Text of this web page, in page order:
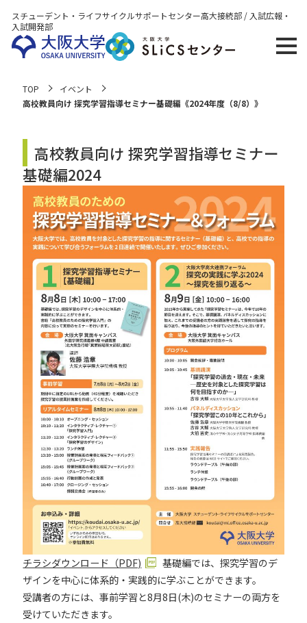
スチューデント・ライフサイクルサポートセンター高大接続部 / 入試広報・
入試開発部
TOP
イベント
高校教員向け 探究学習指導セミナー基礎編《2024年度（8/8）》
高校教員向け 探究学習指導セミナー
基礎編2024
チラシダウンロード（PDF)
基礎編では、探究学習のデ
ザインを中心に体系的・実践的に学ぶことができます。
受講者の方には、事前学習と8月8日(木)のセミナーの両方を
受けていただきます。